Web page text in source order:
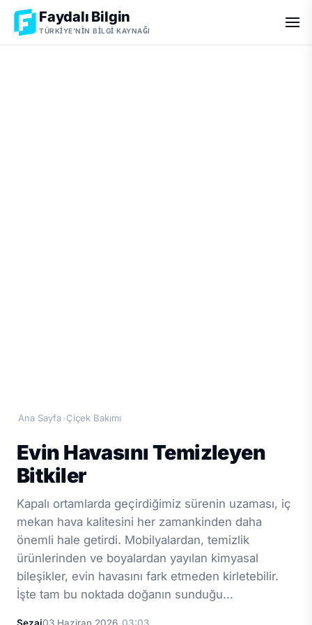
Faydalı Bilgin
TÜRKIYE'NIN BILGI KAYNAĞI
Ana Sayfa ›Çiçek Bakımı
Evin Havasını Temizleyen
Bitkiler
Kapalı ortamlarda geçirdiğimiz sürenin uzaması, iç
mekan hava kalitesini her zamankinden daha
önemli hale getirdi. Mobilyalardan, temizlik
ürünlerinden ve boyalardan yayılan kimyasal
bileşikler, evin havasını fark etmeden kirletebilir.
İşte tam bu noktada doğanın sunduğu...